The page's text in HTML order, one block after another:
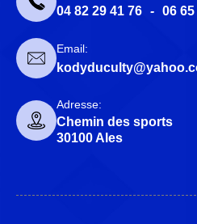
04 82 29 41 76 - 06
Email:
Adresse:
Chemin des sports
30100 Ales